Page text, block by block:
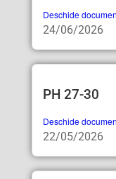
Deschide
24/06/2026
PH 27-30
Deschide
22/05/2026